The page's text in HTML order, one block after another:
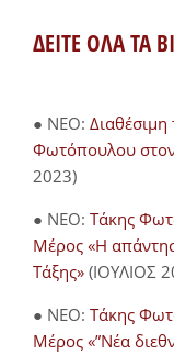
ΔΕΙΤΕ ΟΛΑ ΤΑ
● NEO:
Φωτόπουλου
2023)
● NEO: Τάκης
Μέρος «Η
Τάξης» (ΙΟΥΛΙΟΣ
● NEO: Τάκης
Μέρος «”Νέα